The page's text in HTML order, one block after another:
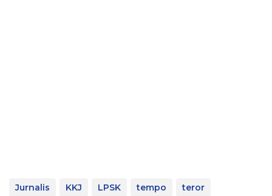
Jurnalis KKJ LPSK tempo teror